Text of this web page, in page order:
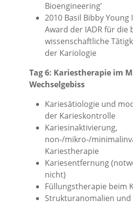
Bioengineering’
2010 Basil Bibby
Award der IADR für die
wissenschaftliche
der Kariologie
Tag 6: Kariestherapie im
Wechselgebiss
Kariesätiologie und
der Karieskontrolle
Kariesinaktivierung,
non-/mikro-/
Kariestherapie
Kariesentfernung
nicht)
Füllungstherapie beim
Strukturanomalien und